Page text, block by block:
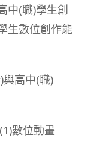
中(職)學生創
生數位創作能
高中(職)
數位動畫